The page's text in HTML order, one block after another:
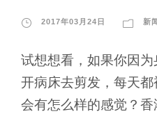
2017年03月24日 新
试想想看，如果你因
开病床去剪发，每天都
会有怎么样的感觉？香